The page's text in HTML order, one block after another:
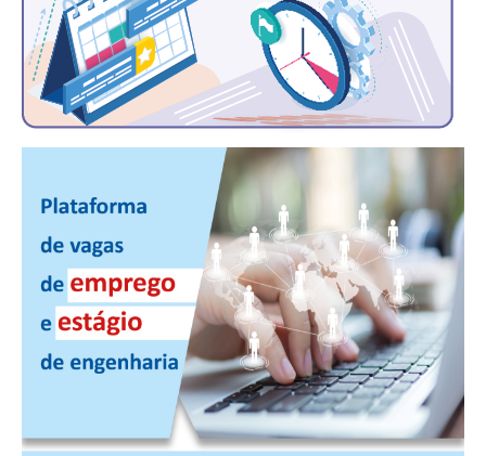
CONTRIBUIÇÕES
CONTRIBUIÇÃO ASSISTENCIAL
CONTRIBUIÇÃO ASSOCIATIVA OU ANUIDADE DE SÓCIO
REVISÃO DE APOSENTADORIA
FGTS CORREÇÃO
LEGISLAÇÃO
LEI 4.950-A/1966 – PISO SALARIAL
LEI 5.194/1966 – REGULAMENTAÇÃO DA PROFISSÃO
LEI 6.496/1977 – ART